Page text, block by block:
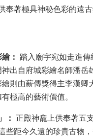
奉著極具神秘色彩的遠古
：
踏入廟宇宛如走進傳
出自府城彩繪名師潘岳
則由薪傳獎得主李漢卿
極高的藝術價值。
：
正殿神龕上供奉著五
些距今久遠的珍貴古物